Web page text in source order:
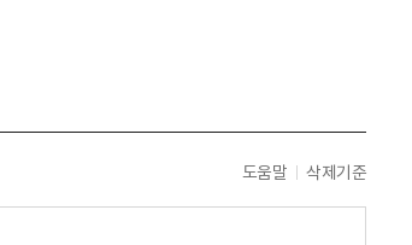
도움말 삭제기준